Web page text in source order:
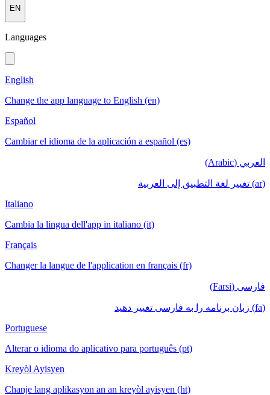
EN
Languages
English
Change the app language to English (en)
Español
Cambiar el idioma de la aplicación a español (es)
العربي (Arabic)
(ar) تغيير لغة التطبيق إلى العربية
Italiano
Cambia la lingua dell'app in italiano (it)
Français
Changer la langue de l'application en français (fr)
فارسی (Farsi)
(fa) زبان برنامه را به فارسی تغییر دهید
Portuguese
Alterar o idioma do aplicativo para português (pt)
Kreyòl Ayisyen
Chanje lang aplikasyon an an kreyòl ayisyen (ht)